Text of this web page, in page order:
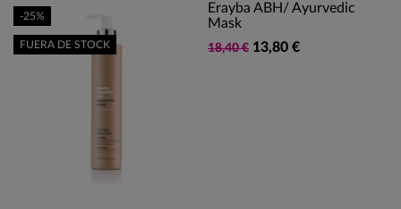
Erayba ABH/ Ayurvedic
Mask
18,40 € 13,80 €
-25%
FUERA DE STOCK